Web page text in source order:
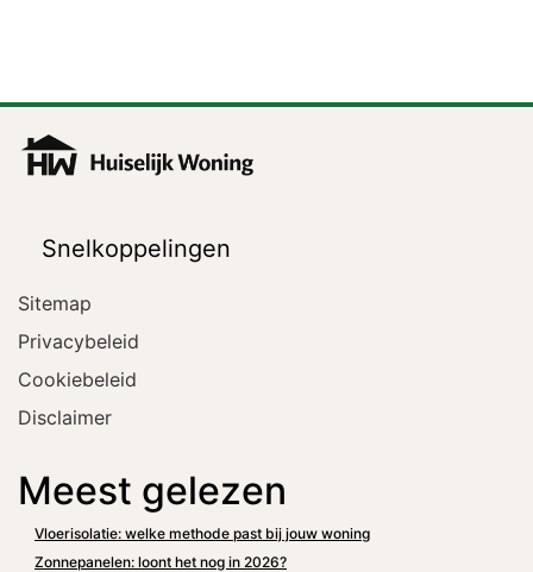
Snelkoppelingen
Sitemap
Privacybeleid
Cookiebeleid
Disclaimer
Meest gelezen
Vloerisolatie: welke methode past bij jouw woning
Zonnepanelen: loont het nog in 2026?